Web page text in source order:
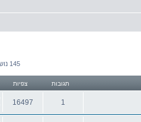
145 נושאים •
תגובות צפיות
1
16497